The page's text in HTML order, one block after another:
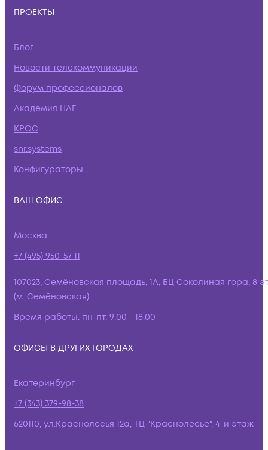
ПРОЕКТЫ
Блог
Новости телекоммуникаций
Форум профессионалов
Академия НАГ
КРОС
snr.systems
Конфигураторы
ВАШ ОФИС
Москва
+7 (495) 950-57-11
107023, Семёновская площадь, 1А, БЦ Соколиная гора, 8
(м. Семёновская)
Время работы: пн-пт, 9:00 - 18:00
ОФИСЫ В ДРУГИХ ГОРОДАХ
Екатеринбург
+7 (343) 379-98-38
620110, ул.Краснолесья 12а, ТЦ "Краснолесье", 4-й этаж